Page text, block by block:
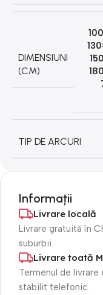
DIMENSIUNI
(CM)
TIP DE ARCURI
Informații
Livrare locală
Livrare gratuită în
suburbii.
Livrare toată
Termenul de livrare
stabilit telefonic.